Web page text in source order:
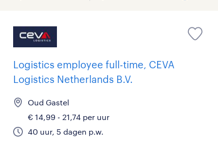
Logistics employee full-time, CEVA
Logistics Netherlands B.V.
Oud Gastel
€ 14,99 - 21,74 per uur
40 uur, 5 dagen p.w.